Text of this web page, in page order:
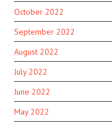
October 2022
September 2022
August 2022
July 2022
June 2022
May 2022